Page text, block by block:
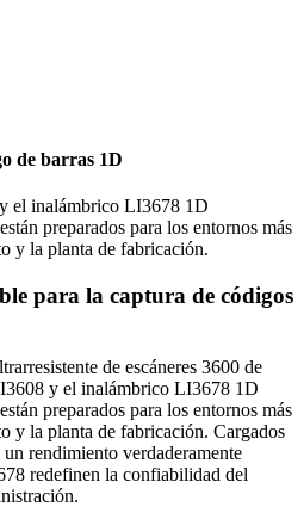
de barras 1D
el inalámbrico LI3678 1D
preparados para los entornos más
y la planta de fabricación.
para la captura de códigos
de escáneres 3600 de
y el inalámbrico LI3678 1D
preparados para los entornos más
y la planta de fabricación. Cargados
rendimiento verdaderamente
redefinen la confiabilidad del